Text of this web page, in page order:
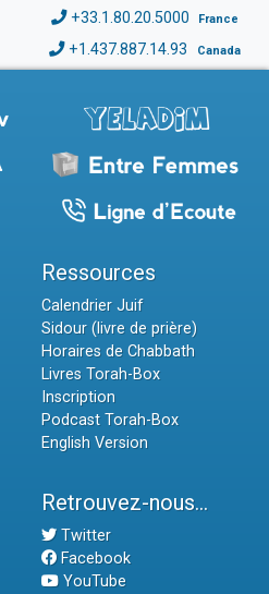
+33.1.80.20.5000 France
+1.437.887.14.93 Canada
Ressources
Calendrier Juif
Sidour (livre de prière)
Horaires de Chabbath
Livres Torah-Box
Inscription
Podcast Torah-Box
English Version
Retrouvez-nous...
Twitter
Facebook
YouTube